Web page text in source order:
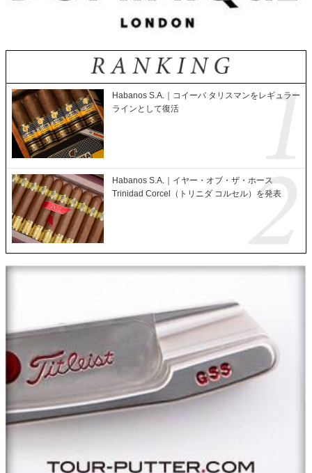
Habanos S.A.｜コイーバ タリスマンをレギュラー
ラインとして復活
Habanos S.A.｜イヤー・オブ・ザ・ホース
Trinidad Corcel（トリニダ コルセル）を発表